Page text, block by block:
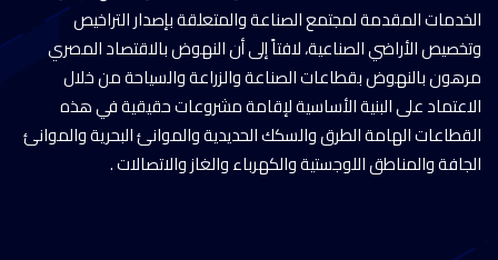
الخدمات المقدمة لمجتمع الصناعة والمتعلقة بإصدار التراخيص
وتخصيص الأراضي الصناعية، لافتاً إلى أن النهوض بالاقتصاد المصري
مرهون بالنهوض بقطاعات الصناعة والزراعة والسياحة من خلال
الاعتماد على البنية الأساسية لإقامة مشروعات حقيقية في هذه
القطاعات الهامة الطرق والسكك الحديدية والموانئ البحرية والموانئ
الجافة والمناطق اللوجستية والكهرباء والغاز والاتصالات .